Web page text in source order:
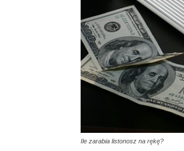
Ile zarabia listonosz na rękę?